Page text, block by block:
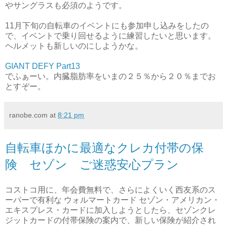
やサングラスも必須のようです。
11月下旬の自転車のイベントにも参加申し込みをしたの
で、イベントで乗り回せるように練習したいと思います。
ヘルメットも新しいのにしようかな。
GIANT DEFY Part13
でふぁーい。内臓脂肪率をいまの２５％から２０％までお
とすぞー。
ranobe.com at 8:21 pm
自転車ほかに最適なクレカ付帯の保
険 セゾン ご迷惑安心プラン
コストコ用に、年会費無料で、さらによくいく西友系のス
ーパーで有利な ウォルマートカード セゾン・アメリカン・
エキスプレス・カードに加入しようとしたら、セゾンクレ
ジットカードの付帯保険の案内で、新しい保険が紹介され